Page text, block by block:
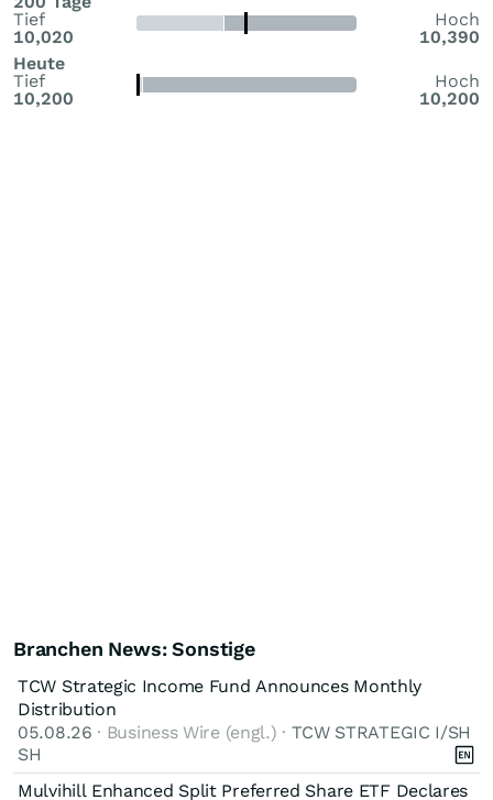
Tief
10,020
Hoch
10,390
Heute
Tief
10,200
Hoch
10,200
Branchen News: Sonstige
TCW Strategic Income Fund Announces Monthly
Distribution
05.08.26 · Business Wire (engl.) · TCW STRATEGIC I/SH
SH
Mulvihill Enhanced Split Preferred Share ETF Declares